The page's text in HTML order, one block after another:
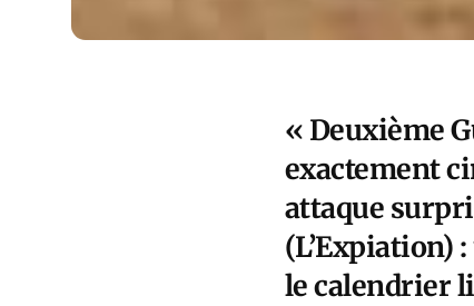
« Deuxième
exactement
attaque
(L’Expiation)
le calendrier